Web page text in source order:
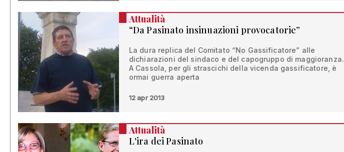
Attualità
“Da Pasinato insinuazioni provocatorie”
La dura replica del Comitato “No Gassificatore” alle
dichiarazioni del sindaco e del capogruppo di maggioranza.
A Cassola, per gli strascichi della vicenda gassificatore, è
ormai guerra aperta
12 apr 2013
Attualità
L'ira dei Pasinato